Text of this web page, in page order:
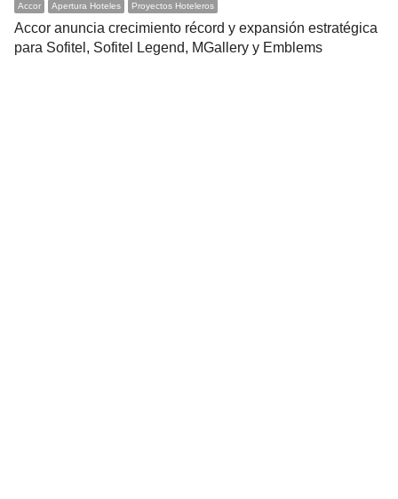
Accor Apertura Hoteles Proyectos Hoteleros
Accor anuncia crecimiento récord y expansión estratégica
para Sofitel, Sofitel Legend, MGallery y Emblems